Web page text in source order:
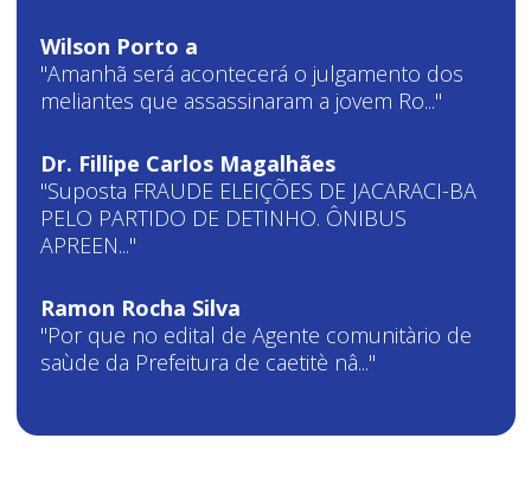
Wilson Porto a
"Amanhã será acontecerá o julgamento dos
meliantes que assassinaram a jovem Ro..."
Dr. Fillipe Carlos Magalhães
"Suposta FRAUDE ELEIÇÕES DE JACARACI-BA
PELO PARTIDO DE DETINHO. ÔNIBUS
APREEN..."
Ramon Rocha Silva
"Por que no edital de Agente comunitàrio de
saùde da Prefeitura de caetitè nâ..."